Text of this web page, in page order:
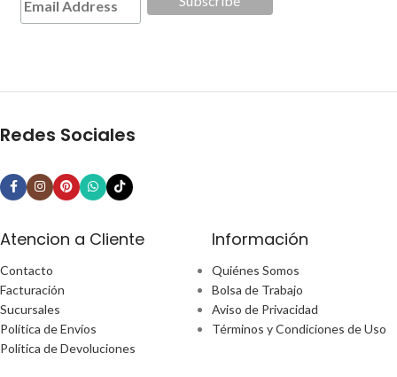
Redes Sociales
Atencion a Cliente
Contacto
Facturación
Sucursales
Política de Envíos
Política de Devoluciones
Información
Quiénes Somos
Bolsa de Trabajo
Aviso de Privacidad
Términos y Condiciones de Uso